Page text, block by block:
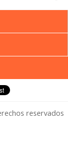
tu
reservados